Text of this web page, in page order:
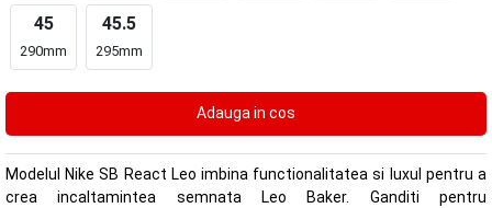
45
290mm
45.5
295mm
Modelul Nike SB React Leo imbina functionalitatea si luxul pentru a
crea incaltamintea semnata Leo Baker. Ganditi pentru